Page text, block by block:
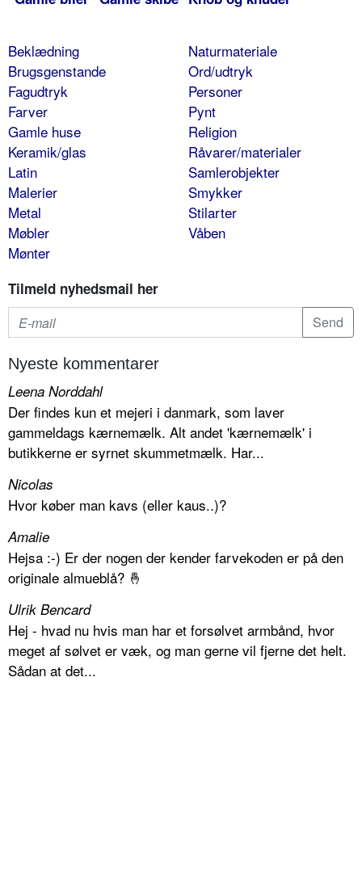
Beklædning
Brugsgenstande
Fagudtryk
Farver
Gamle huse
Keramik/glas
Latin
Malerier
Metal
Møbler
Mønter
Naturmateriale
Ord/udtryk
Personer
Pynt
Religion
Råvarer/materialer
Samlerobjekter
Smykker
Stilarter
Våben
Tilmeld nyhedsmail her
Nyeste kommentarer
Leena Norddahl
Der findes kun et mejeri i danmark, som laver
gammeldags kærnemælk. Alt andet 'kærnemælk' i
butikkerne er syrnet skummetmælk. Har...
Nicolas
Hvor køber man kavs (eller kaus..)?
Amalie
Hejsa :-) Er der nogen der kender farvekoden er på den
originale almueblå? 🤞
Ulrik Bencard
Hej - hvad nu hvis man har et forsølvet armbånd, hvor
meget af sølvet er væk, og man gerne vil fjerne det helt.
Sådan at det...